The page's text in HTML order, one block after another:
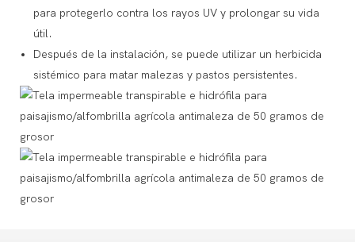
para protegerlo contra los rayos UV y prolongar su vida
útil.
Después de la instalación, se puede utilizar un herbicida
sistémico para matar malezas y pastos persistentes.